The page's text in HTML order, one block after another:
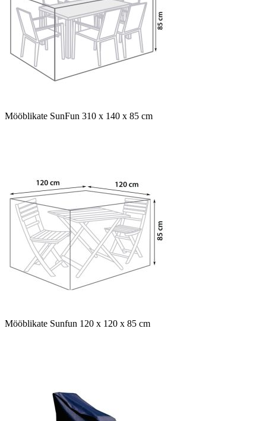
Mööblikate SunFun 310 x 140 x 85 cm
Mööblikate Sunfun 120 x 120 x 85 cm